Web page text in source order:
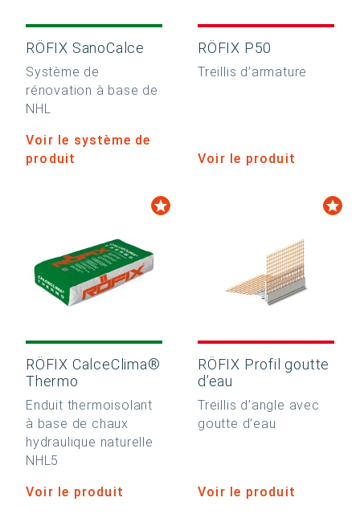
RÖFIX SanoCalce
Système de
rénovation à base de
NHL
Voir le système de
produit
RÖFIX P50
Treillis d’armature
Voir le produit
RÖFIX CalceClima®
Thermo
Enduit thermoisolant
à base de chaux
hydraulique naturelle
NHL5
Voir le produit
RÖFIX Profil goutte
d’eau
Treillis d’angle avec
goutte d’eau
Voir le produit